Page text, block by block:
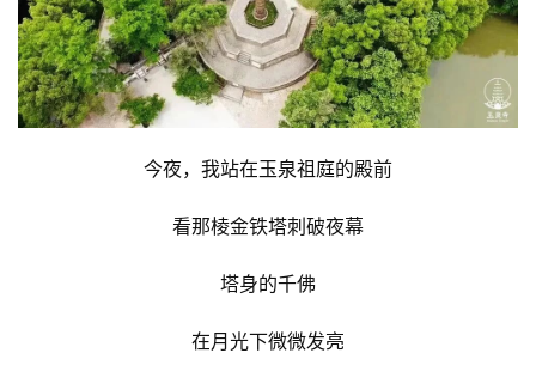
今夜，我站在玉泉祖庭的殿前
看那棱金铁塔刺破夜幕
塔身的千佛
在月光下微微发亮